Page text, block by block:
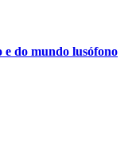
do mundo lusófono